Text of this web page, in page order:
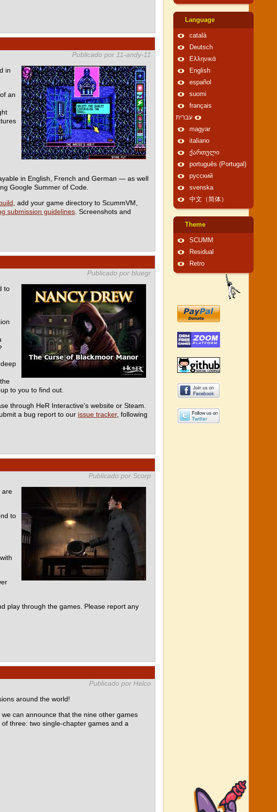
Publicado por 11-andy-11
in
an
in English, French and German — as well
Google Summer of Code.
, add your game directory to ScummVM,
submission guidelines . Screenshots and
Publicado por bluegr
to
to you to find out.
through HeR Interactive's website or Steam.
a bug report to our issue tracker, following
Publicado por Scorp
are
to
play through the games. Please report any
Publicado por Helco
around the world!
can announce that the nine other games
three: two single-chapter games and a
Language
català
Deutsch
Ελληνικά
English
español
suomi
français
עברית
magyar
italiano
ქართული
português (Portugal)
русский
svenska
中文（简体）
Theme
SCUMM
Residual
Retro